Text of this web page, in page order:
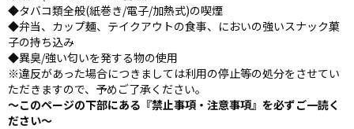
◆タバコ類全般(紙巻き/電子/加熱式)の喫煙
◆弁当、カップ麺、テイクアウトの食事、においの強いスナック菓
子の持ち込み
◆異臭/強い匂いを発する物の使用
※違反があった場合につきましては利用の停止等の処分をさせてい
ただきますので、予めご了承ください。
～このページの下部にある『禁止事項・注意事項』を必ずご一読く
ださい～